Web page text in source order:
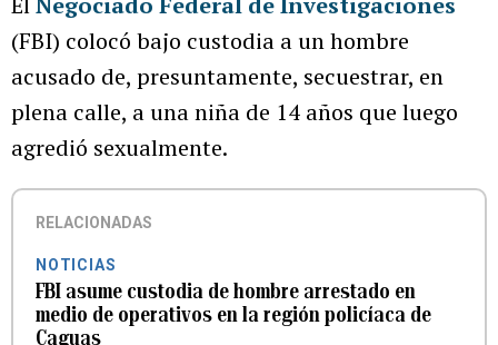
(FBI) colocó bajo custodia a un hombre
acusado de, presuntamente, secuestrar, en
plena calle, a una niña de 14 años que luego
agredió sexualmente.
RELACIONADAS
NOTICIAS
FBI asume custodia de hombre arrestado en
medio de operativos en la región policíaca de
Caguas